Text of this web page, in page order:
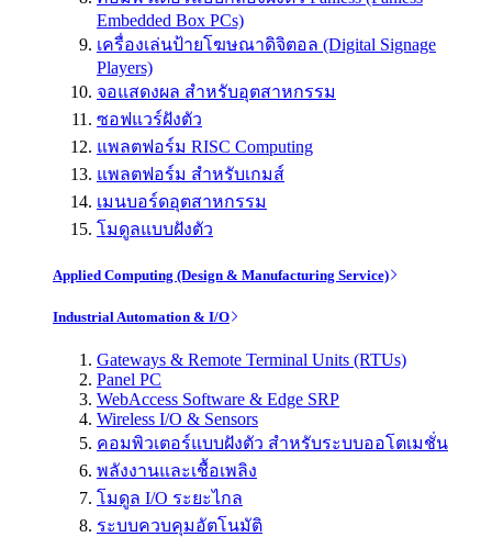
Embedded Box PCs)
เครื่องเล่นป้ายโฆษณาดิจิตอล (Digital Signage
Players)
จอแสดงผล สำหรับอุตสาหกรรม
ซอฟแวร์ฝังตัว
แพลตฟอร์ม RISC Computing
แพลตฟอร์ม สำหรับเกมส์
เมนบอร์ดอุตสาหกรรม
โมดูลแบบฝังตัว
Applied Computing (Design & Manufacturing Service)
Industrial Automation & I/O
Gateways & Remote Terminal Units (RTUs)
Panel PC
WebAccess Software & Edge SRP
Wireless I/O & Sensors
คอมพิวเตอร์แบบฝังตัว สำหรับระบบออโตเมชั่น
พลังงานและเชื้อเพลิง
โมดูล I/O ระยะไกล
ระบบควบคุมอัตโนมัติ